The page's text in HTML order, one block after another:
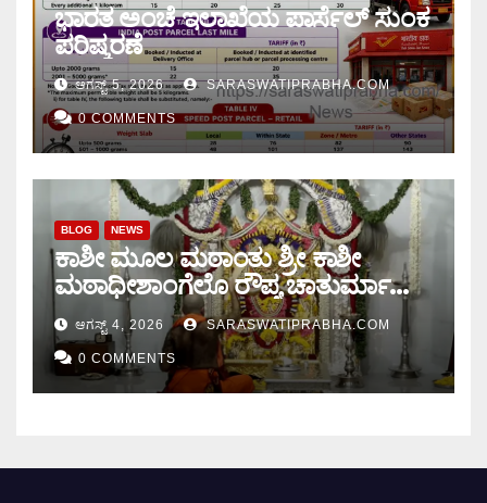
ಭಾರತ ಅಂಚೆ ಇಲಾಖೆಯ ಪಾರ್ಸೆಲ್ ಸುಂಕ
ಪರಿಷ್ಕರಣೆ
ಆಗಸ್ಟ್ 5, 2026 SARASWATIPRABHA.COM
0 COMMENTS
BLOG NEWS
ಕಾಶೀ ಮೂಲ ಮಠಾಂತು ಶ್ರೀ ಕಾಶೀ
ಮಠಾಧೀಶಾಂಗೆಲೊ ರೌಪ್ಯ ಚಾತುರ್ಮಾಸು
ಆರಂಭ.
ಆಗಸ್ಟ್ 4, 2026 SARASWATIPRABHA.COM
0 COMMENTS